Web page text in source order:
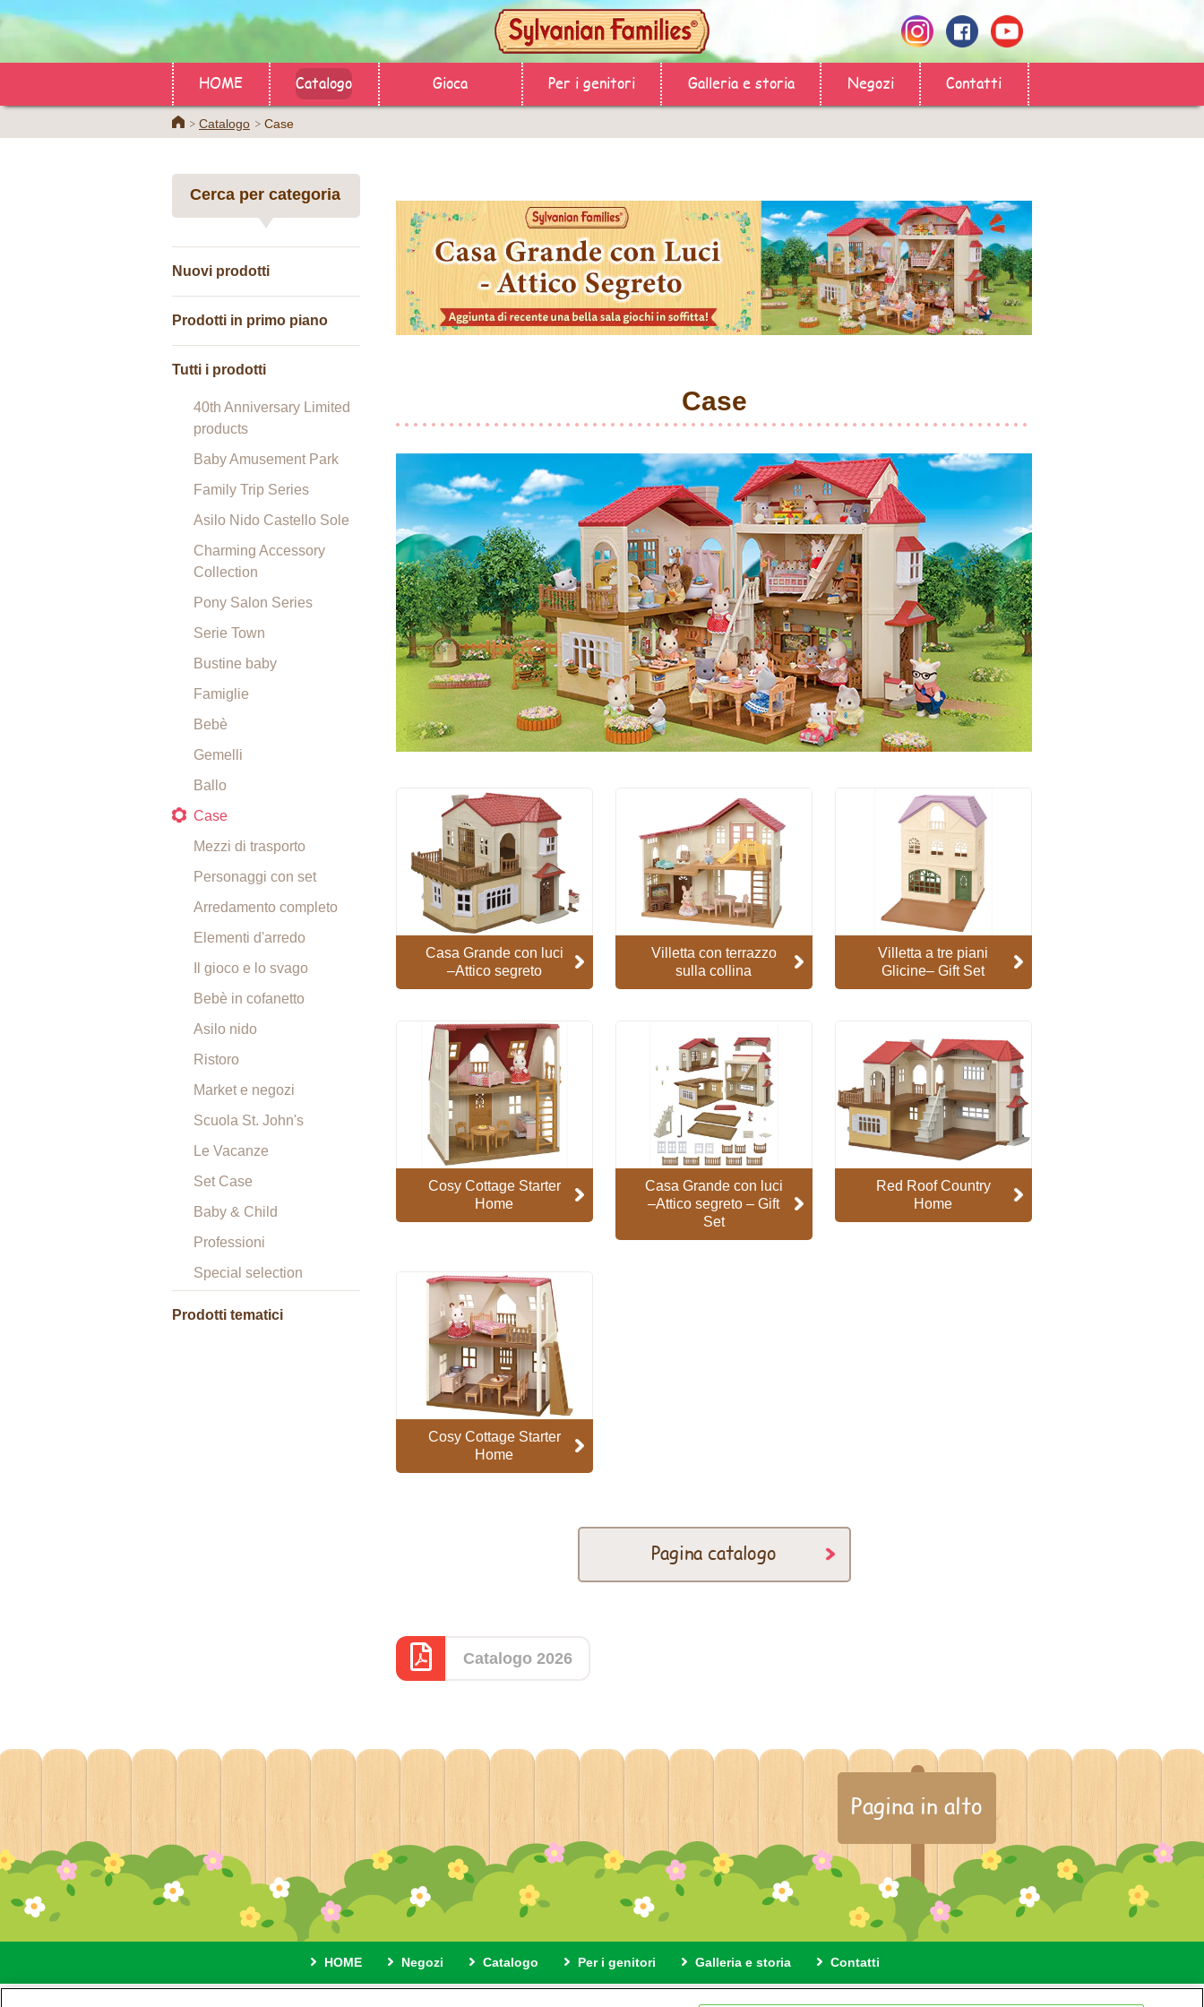
HOME Catalogo Gioca Per i genitori Galleria e storia Negozi Contatti
HomeCatalogo Case
Cerca per categoria
Nuovi prodotti
Prodotti in primo piano
Tutti i prodotti
40th Anniversary Limited
products
Baby Amusement Park
Family Trip Series
Asilo Nido Castello Sole
Charming Accessory
Collection
Pony Salon Series
Serie Town
Bustine baby
Famiglie
Bebè
Gemelli
Ballo
Case
Mezzi di trasporto
Personaggi con set
Arredamento completo
Elementi d'arredo
Il gioco e lo svago
Bebè in cofanetto
Asilo nido
Ristoro
Market e negozi
Scuola St. John's
Le Vacanze
Set Case
Baby & Child
Professioni
Special selection
Prodotti tematici
Case
Casa Grande con luci
–Attico segreto
Villetta con terrazzo
sulla collina
Villetta a tre piani
Glicine– Gift Set
Cosy Cottage Starter
Home
Casa Grande con luci
–Attico segreto – Gift
Set
Red Roof Country
Home
Cosy Cottage Starter
Home
Pagina catalogo
Catalogo 2026
Pagina in alto
HOME Negozi Catalogo Per i genitori Galleria e storia Contatti